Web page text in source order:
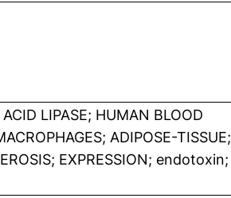
LIPASE; HUMAN BLOOD
ADIPOSE-TISSUE;
EXPRESSION; endotoxin;